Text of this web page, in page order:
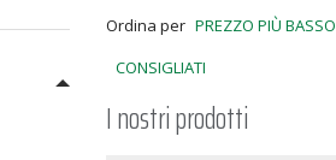
Ordina per PREZZO PIÙ BASSO
CONSIGLIATI
I nostri prodotti